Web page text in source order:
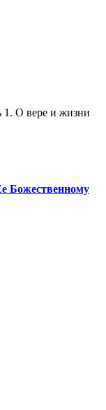
1. О вере и жизни
Божественному